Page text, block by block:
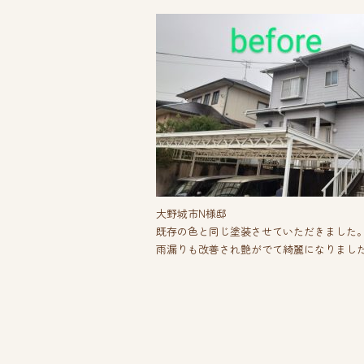
大野城市N様邸
既存の色と同じ塗装させていただきました
雨漏りも改善され艶がでて綺麗になりまし